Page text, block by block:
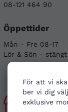
För att vi
ber vi dig
exklusive
08-121 464 90
Öppettider
Mån - Fre 08-17
Lör & Sön - stängt
Besök